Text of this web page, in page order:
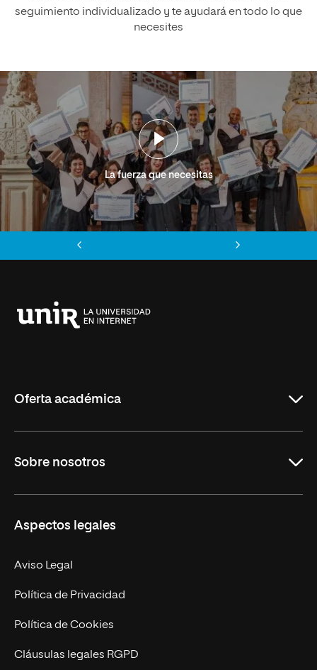
seguimiento individualizado y te ayudará en todo lo que
necesites
La fuerza que necesitas
Oferta académica
Másteres Oficiales
Doctorados
Experto Universitario
Postgrados
Cursos Universitarios
Sobre nosotros
Facultades
Nuestro Equipo
Trabaja en UNIR
Actualidad
UNIR Revista
Aspectos legales
Aviso Legal
Política de Privacidad
Política de Cookies
Cláusulas legales RGPD